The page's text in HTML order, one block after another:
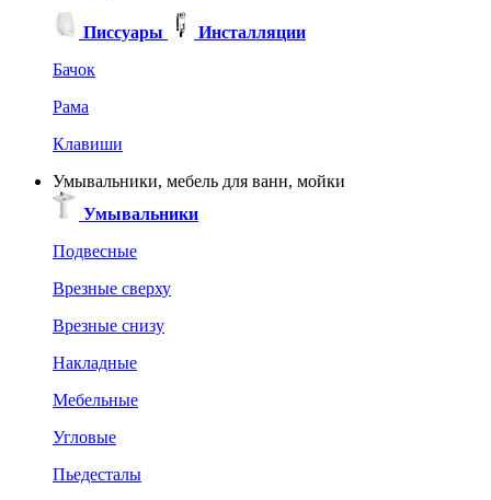
Писсуары
Инсталляции
Бачок
Рама
Клавиши
Умывальники, мебель для ванн, мойки
Умывальники
Подвесные
Врезные сверху
Врезные снизу
Накладные
Мебельные
Угловые
Пьедесталы